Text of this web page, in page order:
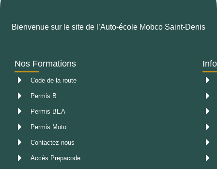
Bienvenue sur le site de l’Auto-école Mobco Saint-Denis
Nos Formations
Code de la route
Permis B
Permis BEA
Permis Moto
Contactez-nous
Accès Prepacode